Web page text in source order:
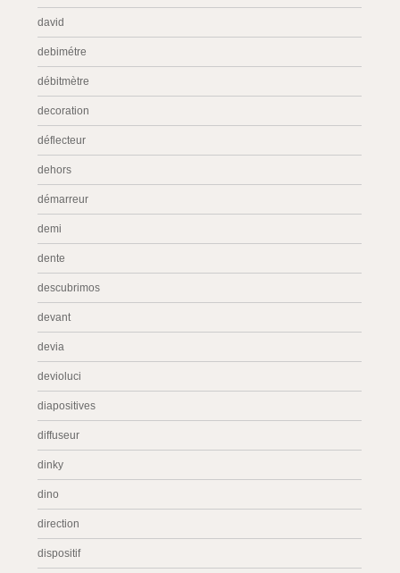
david
debimétre
débitmètre
decoration
déflecteur
dehors
démarreur
demi
dente
descubrimos
devant
devia
devioluci
diapositives
diffuseur
dinky
dino
direction
dispositif